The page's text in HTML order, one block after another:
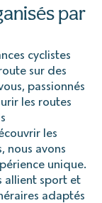
par
cyclistes
sur des
passionnés
les routes
les
nous avons
unique.
allient sport et
adaptés